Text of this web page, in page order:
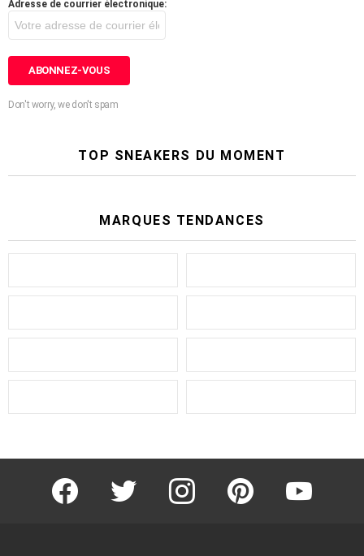
Adresse de courrier électronique:
Don't worry, we don't spam
TOP SNEAKERS DU MOMENT
MARQUES TENDANCES
facebook twitter instagram pinterest youtube